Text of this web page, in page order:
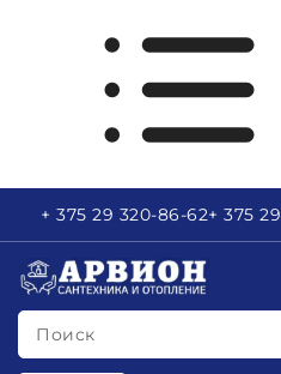
+ 375 29 320-86-62+ 375 29
Поиск